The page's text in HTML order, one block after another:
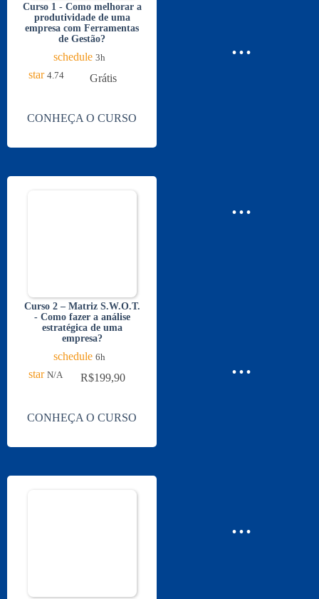
Curso 1 - Como melhorar a
produtividade de uma
empresa com Ferramentas
de Gestão?
schedule 3h
star 4.74 Grátis
CONHEÇA O CURSO
Curso 2 – Matriz S.W.O.T.
- Como fazer a análise
estratégica de uma
empresa?
schedule 6h
star N/A R$199,90
CONHEÇA O CURSO
...
...
...
...